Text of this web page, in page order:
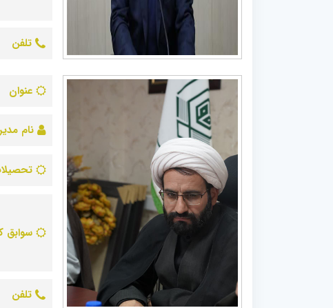
تلفن
عنوان
نام
سوابق
تلفن